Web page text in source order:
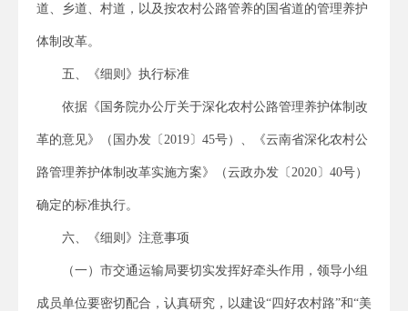
道、乡道、村道，以及按农村公路管养的国省道的管理养护
体制改革。
五、《细则》执行标准
依据《国务院办公厅关于深化农村公路管理养护体制改
革的意见》（国办发〔2019〕45号）、《云南省深化农村公
路管理养护体制改革实施方案》（云政办发〔2020〕40号）
确定的标准执行。
六、《细则》注意事项
（一）市交通运输局要切实发挥好牵头作用，领导小组
成员单位要密切配合，认真研究，以建设“四好农村路”和“美